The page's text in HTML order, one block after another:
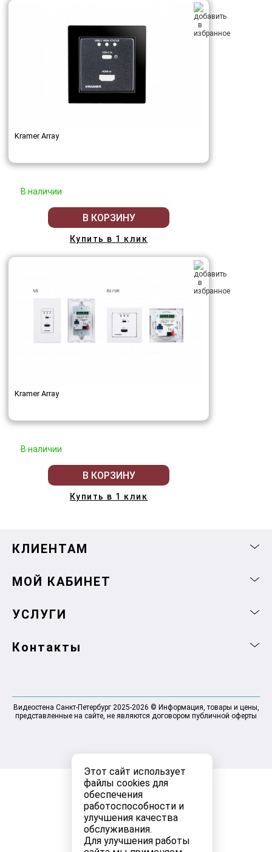
Этот сайт использует
файлы cookies для
обеспечения
работоспособности и
улучшения качества
обслуживания.
Для улучшения работы
Kramer Array
В наличии
В КОРЗИНУ
Купить в 1 клик
Kramer Array
В наличии
В КОРЗИНУ
Купить в 1 клик
КЛИЕНТАМ
МОЙ КАБИНЕТ
УСЛУГИ
Контакты
Видеостена Санкт-Петербург 2025-2026 © Информация, товары и цены,
представленные на сайте, не являются договором публичной оферты